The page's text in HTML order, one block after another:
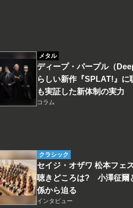
メタル
ディープ・パープル（
らしい新作『SPLAT!』に
も実証した新体制の実力
コラム
クラシック
セイジ・オザワ 松本フェ
聴きどころは? 小澤征爾
係から迫る
インタビュー